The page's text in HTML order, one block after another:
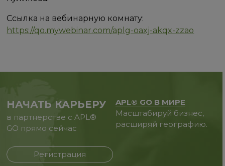
Ссылка на вебинарную комнату:
https://qo.mywebinar.com/aplg-oaxj-akqx-zzao
НАЧАТЬ КАРЬЕРУ
в партнерстве с APL®
GO прямо сейчас
Регистрация
APL® GO В МИРЕ
Масштабируй бизнес,
расширяй географию.